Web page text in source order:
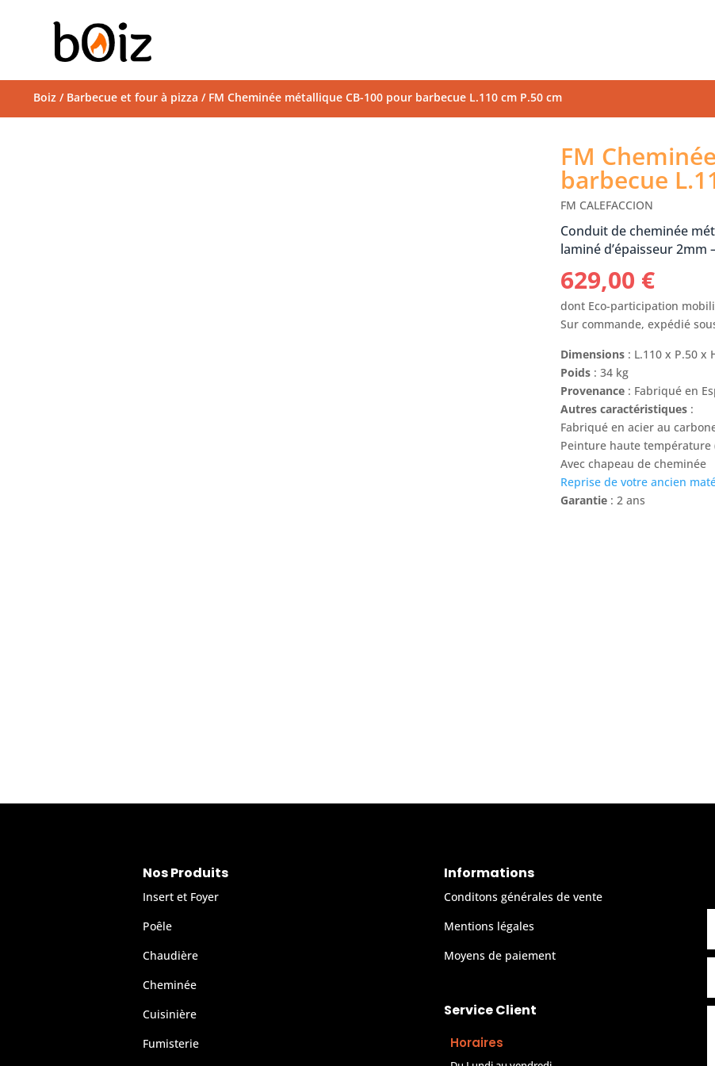
Boiz / Barbecue et four à pizza / FM Cheminée métallique CB-100 pour barbecue L.110 cm P.50 cm
FM
barbecue
FM CALEFACCION
Conduit de cheminée
laminé d’épaisseur
629,00 €
dont Eco-participation
Sur commande, expédié
Dimensions : L.110 x P.50 x
Poids : 34 kg
Provenance : Fabriqué en
Autres caractéristiques :
Fabriqué en acier au
Peinture haute température
Avec chapeau de cheminée
Reprise de votre ancien
Garantie : 2 ans
Nos Produits
Insert et Foyer
Poêle
Chaudière
Cheminée
Cuisinière
Fumisterie
Informations
Conditons générales de vente
Mentions légales
Moyens de paiement
Service Client
Horaires